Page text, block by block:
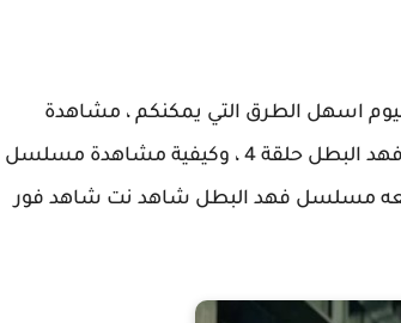
مجانا نقدم لكم اليوم اسهل الطرق التي يمكنكم ، مشاهدة
مسلسل فهد البطل الحلقه الرابعه او بعبارة اخري ، مسلسل فهد البطل حلقة 4 ، وكيفية مشاهدة مسلسل
الرابعه مسلسل فهد البطل شاهد نت شاهد فور